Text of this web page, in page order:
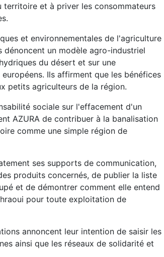
et à priver les consommateurs
et environnementales de l'agriculture
dénoncent un modèle agro-industriel
du désert et sur une
Ils affirment que les bénéfices
petits agriculteurs de la région.
sociale sur l'effacement d'un
AZURA de contribuer à la banalisation
comme une simple région de
ses supports de communication,
produits concernés, de publier la liste
et de démontrer comment elle entend
pour toute exploitation de
annoncent leur intention de saisir les
ainsi que les réseaux de solidarité et